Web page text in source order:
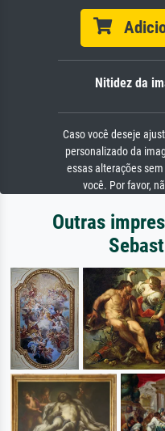
Nitidez da
Caso você deseje
personalizado da
essas alterações
você. Por favor,
Outras